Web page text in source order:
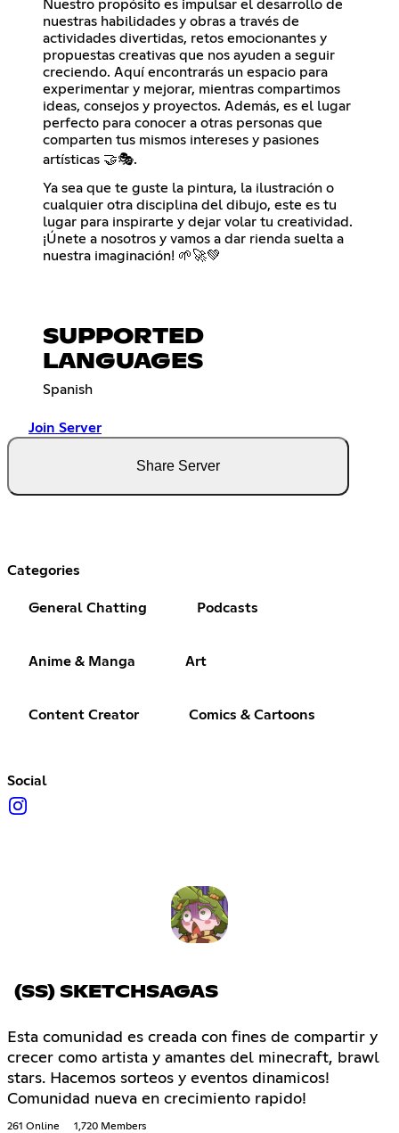
Nuestro propósito es impulsar el desarrollo de
nuestras habilidades y obras a través de
actividades divertidas, retos emocionantes y
propuestas creativas que nos ayuden a seguir
creciendo. Aquí encontrarás un espacio para
experimentar y mejorar, mientras compartimos
ideas, consejos y proyectos. Además, es el lugar
perfecto para conocer a otras personas que
comparten tus mismos intereses y pasiones
artísticas 🤝🎭.
Ya sea que te guste la pintura, la ilustración o
cualquier otra disciplina del dibujo, este es tu
lugar para inspirarte y dejar volar tu creatividad.
¡Únete a nosotros y vamos a dar rienda suelta a
nuestra imaginación! 🌱🚀💚
SUPPORTED
LANGUAGES
Spanish
Join Server
Share Server
Categories
General Chatting Podcasts
Anime & Manga Art
Content Creator Comics & Cartoons
Social
(SS) SKETCHSAGAS
Esta comunidad es creada con fines de compartir y
crecer como artista y amantes del minecraft, brawl
stars. Hacemos sorteos y eventos dinamicos!
Comunidad nueva en crecimiento rapido!
261 Online 1,720 Members